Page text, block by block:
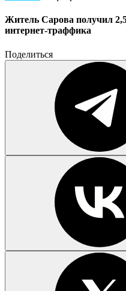
Житель Сарова получил
интернет-траффика
Поделиться